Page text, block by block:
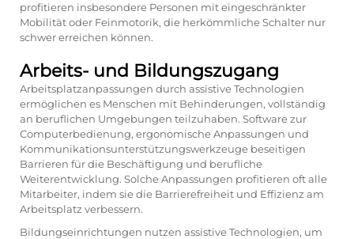
profitieren insbesondere Personen mit eingeschränkter
Mobilität oder Feinmotorik, die herkömmliche Schalter nur
schwer erreichen können.
Arbeits- und Bildungszugang
Arbeitsplatzanpassungen durch assistive Technologien
ermöglichen es Menschen mit Behinderungen, vollständig
an beruflichen Umgebungen teilzuhaben. Software zur
Computerbedienung, ergonomische Anpassungen und
Kommunikationsunterstützungswerkzeuge beseitigen
Barrieren für die Beschäftigung und berufliche
Weiterentwicklung. Solche Anpassungen profitieren oft alle
Mitarbeiter, indem sie die Barrierefreiheit und Effizienz am
Arbeitsplatz verbessern.
Bildungseinrichtungen nutzen assistive Technologien, um